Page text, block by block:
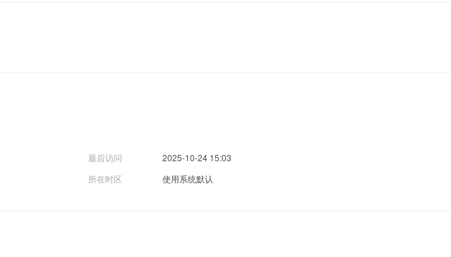
最后访问
2025-10-24 15:03
所在时区 使用系统默认